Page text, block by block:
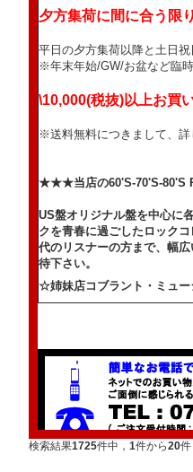
夕方集荷に間に合う限
平日の夕方集荷以降と土日
※年末年始/GW/お盆など臨時
\10,000(税抜)以上お買
※送料無料につきまして、詳
★★★当店の60'S-70'S-80'S
US盤オリジナル盤を中心に
クを青春に過ごしたロック
代のリスナーの方まで、幅
待下さい。
☆姉妹店コブラント・ミュ
検索結果1725件中，1件から20